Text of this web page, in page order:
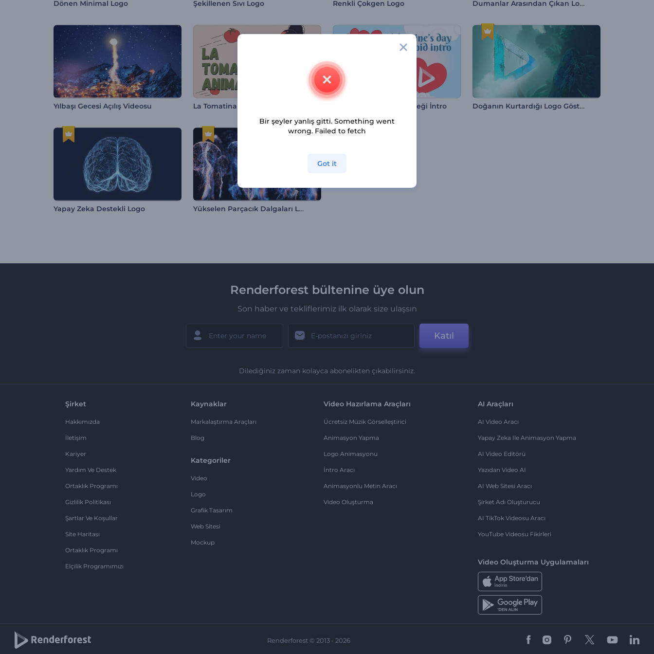
Dönen Minimal Logo Şekillenen Sıvı Logo Renkli Çokgen Logo Dumanlar Arasından Çıkan Logo
Yılbaşı Gecesi Açılış Videosu La Tomatina Animasyonları Sevgililer Günü Aşk Meleği İntro Doğanın Kurtardığı Logo Gösterimi
Yapay Zeka Destekli Logo Yükselen Parçacık Dalgaları Logo
Renderforest bültenine üye olun
Son haber ve tekliflerimiz ilk olarak size ulaşsın
Katıl
Dilediğiniz zaman kolayca abonelikten çıkabilirsiniz.
Şirket
Hakkımızda
İletişim
Kariyer
Yardım Ve Destek
Ortaklık Programı
Gizlilik Politikası
Şartlar Ve Koşullar
Site Haritası
Ortaklık Programı
Elçilik Programımızı
Kaynaklar
Markalaştırma Araçları
Blog
Kategoriler
Video
Logo
Grafik Tasarım
Web Sitesi
Mockup
Video Hazırlama Araçları
Ücretsiz Müzik Görselleştirici
Animasyon Yapma
Logo Animasyonu
İntro Aracı
Animasyonlu Metin Aracı
Video Oluşturma
AI Araçları
AI Video Aracı
Yapay Zeka Ile Animasyon Yapma
AI Video Editörü
Yazıdan Video AI
AI Web Sitesi Aracı
Şirket Adı Oluşturucu
AI TikTok Videosu Aracı
YouTube Videosu Fikirleri
Video Oluşturma Uygulamaları
Renderforest © 2013 - 2026
Bir şeyler yanlış gitti. Something went
wrong. Failed to fetch
Got it